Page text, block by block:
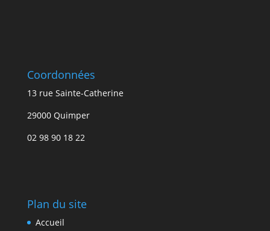
Coordonnées
13 rue Sainte-Catherine
29000 Quimper
02 98 90 18 22
Plan du site
Accueil